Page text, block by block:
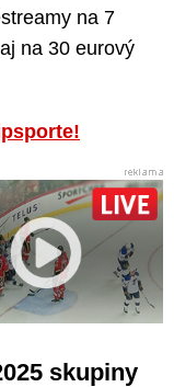
na 7
na 30 eurový
skupiny